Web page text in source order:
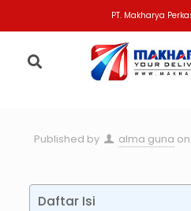
PT. Makharya
Published by alma guna on
Daftar Isi